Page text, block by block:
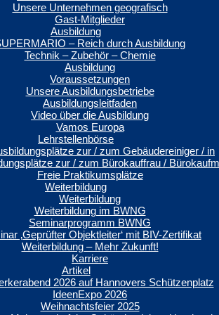
Unsere Unternehmen geografisch
Gast-Mitglieder
Ausbildung
– Reich durch Ausbildung
Technik – Zubehör – Chemie
Ausbildung
Voraussetzungen
Unsere Ausbildungsbetriebe
Ausbildungsleitfaden
Video über die Ausbildung
Vamos Europa
Lehrstellenbörse
zur / zum Gebäudereiniger / in
zur / zum Bürokauffrau /
Freie Praktikumsplätze
Weiterbildung
Weiterbildung
Weiterbildung im BWNG
Seminarprogramm BWNG
‚Geprüfter Objektleiter‘ mit BIV-Zertifikat
Weiterbildung – Mehr Zukunft!
Karriere
Artikel
2026 auf Hannovers Schützenplatz
IdeenExpo 2026
Weihnachtsfeier 2025